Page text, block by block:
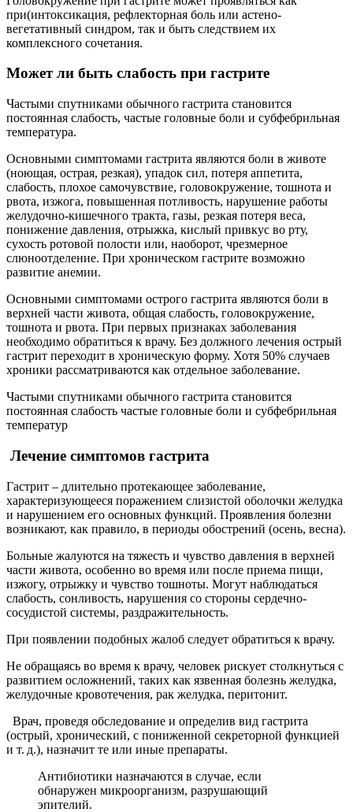
при(интоксикация, рефлекторная боль или астено-
вегетативный синдром, так и быть следствием их
комплексного сочетания.
Может ли быть слабость при гастрите
Частыми спутниками обычного гастрита становится
постоянная слабость, частые головные боли и субфебрильная
температура.
Основными симптомами гастрита являются боли в животе
(ноющая, острая, резкая), упадок сил, потеря аппетита,
слабость, плохое самочувствие, головокружение, тошнота и
рвота, изжога, повышенная потливость, нарушение работы
желудочно-кишечного тракта, газы, резкая потеря веса,
понижение давления, отрыжка, кислый привкус во рту,
сухость ротовой полости или, наоборот, чрезмерное
слюноотделение. При хроническом гастрите возможно
развитие анемии.
Основными симптомами острого гастрита являются боли в
верхней части живота, общая слабость, головокружение,
тошнота и рвота. При первых признаках заболевания
необходимо обратиться к врачу. Без должного лечения острый
гастрит переходит в хроническую форму. Хотя 50% случаев
хроники рассматриваются как отдельное заболевание.
Частыми спутниками обычного гастрита становится
постоянная слабость частые головные боли и субфебрильная
температур
Лечение симптомов гастрита
Гастрит – длительно протекающее заболевание,
характеризующееся поражением слизистой оболочки желудка
и нарушением его основных функций. Проявления болезни
возникают, как правило, в периоды обострений (осень, весна).
Больные жалуются на тяжесть и чувство давления в верхней
части живота, особенно во время или после приема пищи,
изжогу, отрыжку и чувство тошноты. Могут наблюдаться
слабость, сонливость, нарушения со стороны сердечно-
сосудистой системы, раздражительность.
При появлении подобных жалоб следует обратиться к врачу.
Не обращаясь во время к врачу, человек рискует столкнуться с
развитием осложнений, таких как язвенная болезнь желудка,
желудочные кровотечения, рак желудка, перитонит.
Врач, проведя обследование и определив вид гастрита
(острый, хронический, с пониженной секреторной функцией
и т. д.), назначит те или иные препараты.
Антибиотики назначаются в случае, если
обнаружен микроорганизм, разрушающий
эпителий.